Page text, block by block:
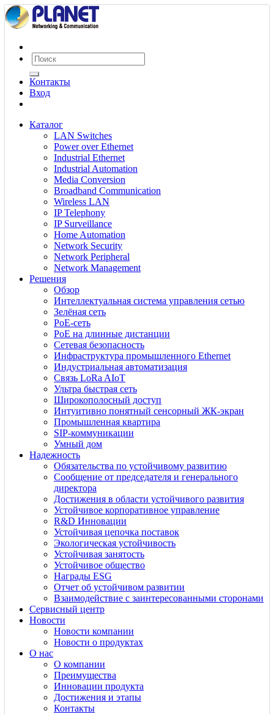
Контакты
Вход
Каталог
LAN Switches
Power over Ethernet
Industrial Ethernet
Industrial Automation
Media Conversion
Broadband Communication
Wireless LAN
IP Telephony
IP Surveillance
Home Automation
Network Security
Network Peripheral
Network Management
Решения
Обзор
Интеллектуальная система управления сетью
Зелёная сеть
PoE-сеть
PoE на длинные дистанции
Сетевая безопасность
Инфраструктура промышленного Ethernet
Индустриальная автоматизация
Связь LoRa AIoT
Ультра быстрая сеть
Широкополосный доступ
Интуитивно понятный сенсорный ЖК-экран
Промышленная квартира
SIP-коммуникации
Умный дом
Надежность
Обязательства по устойчивому развитию
Сообщение от председателя и генерального
директора
Достижения в области устойчивого развития
Устойчивое корпоративное управление
R&D Инновации
Устойчивая цепочка поставок
Экологическая устойчивость
Устойчивая занятость
Устойчивое общество
Награды ESG
Отчет об устойчивом развитии
Взаимодействие с заинтересованными сторонами
Сервисный центр
Новости
Новости компании
Новости о продуктах
О нас
О компании
Преимущества
Инновации продукта
Достижения и этапы
Контакты